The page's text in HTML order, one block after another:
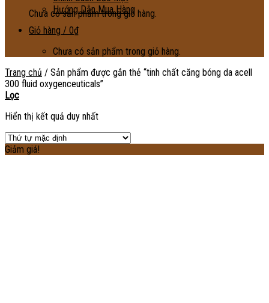
Chưa có sản phẩm trong giỏ hàng.
Hướng Dẫn Mua Hàng
Giỏ hàng / 0₫
Chưa có sản phẩm trong giỏ hàng.
Trang chủ / Sản phẩm được gắn thẻ “tinh chất căng bóng da acell
300 fluid oxygenceuticals”
Lọc
Hiển thị kết quả duy nhất
Giảm giá!